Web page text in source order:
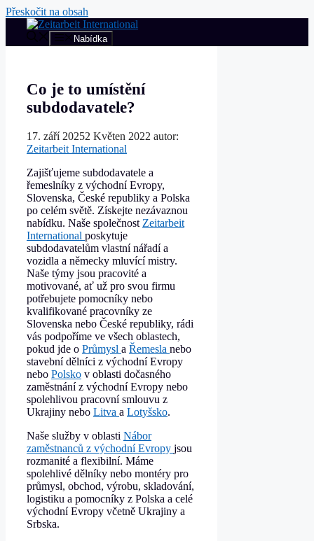
Přeskočit na obsah
Nabídka
Co je to umístění
subdodavatele?
17. září 20252 Květen 2022 autor:
Zeitarbeit International
Zajišťujeme subdodavatele a
řemeslníky z východní Evropy,
Slovenska, České republiky a Polska
po celém světě. Získejte nezávaznou
nabídku. Naše společnostZeitarbeit
International poskytuje
subdodavatelům vlastní nářadí a
vozidla a německy mluvící mistry.
Naše týmy jsou pracovité a
motivované, ať už pro svou firmu
potřebujete pomocníky nebo
kvalifikované pracovníky ze
Slovenska nebo České republiky, rádi
vás podpoříme ve všech oblastech,
pokud jde o Průmysl a Řemesla nebo
stavební dělníci z východní Evropy
nebo Polsko v oblasti dočasného
zaměstnání z východní Evropy nebo
spolehlivou pracovní smlouvu z
Ukrajiny nebo Litva a Lotyšsko.
Naše služby v oblasti Nábor
zaměstnanců z východní Evropy jsou
rozmanité a flexibilní. Máme
spolehlivé dělníky nebo montéry pro
průmysl, obchod, výrobu, skladování,
logistiku a pomocníky z Polska a celé
východní Evropy včetně Ukrajiny a
Srbska.